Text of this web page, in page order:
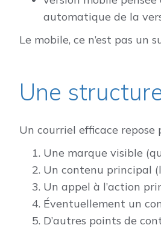
automatique de la
Le mobile, ce n’est pas un
Une
Un courriel efficace repose
Une marque visible
Un contenu principal
Un appel à l’action
Éventuellement un
D’autres points de